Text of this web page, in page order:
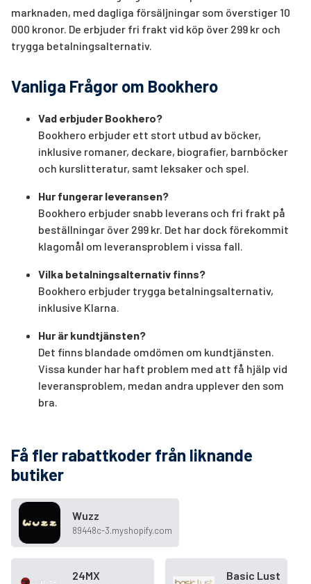
marknaden, med dagliga försäljningar som överstiger 10
000 kronor. De erbjuder fri frakt vid köp över 299 kr och
trygga betalningsalternativ.
Vanliga Frågor om Bookhero
Vad erbjuder Bookhero?
Bookhero erbjuder ett stort utbud av böcker,
inklusive romaner, deckare, biografier, barnböcker
och kurslitteratur, samt leksaker och spel.
Hur fungerar leveransen?
Bookhero erbjuder snabb leverans och fri frakt på
beställningar över 299 kr. Det har dock förekommit
klagomål om leveransproblem i vissa fall.
Vilka betalningsalternativ finns?
Bookhero erbjuder trygga betalningsalternativ,
inklusive Klarna.
Hur är kundtjänsten?
Det finns blandade omdömen om kundtjänsten.
Vissa kunder har haft problem med att få hjälp vid
leveransproblem, medan andra upplever den som
bra.
Få fler rabattkoder från liknande
butiker
Wuzz
89448c-3.myshopify.com
24MX Basic Lust